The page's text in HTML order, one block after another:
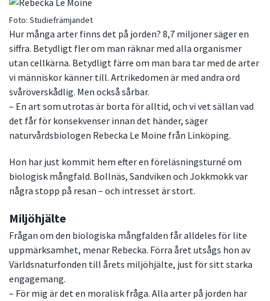
Foto: Studiefrämjandet
Hur många arter finns det på jorden? 8,7 miljoner säger en
siffra. Betydligt fler om man räknar med alla organismer
utan cellkärna. Betydligt färre om man bara tar med de arter
vi människor känner till. Artrikedomen är med andra ord
svåröverskådlig. Men också sårbar.
– En art som utrotas är borta för alltid, och vi vet sällan vad
det får för konsekvenser innan det händer, säger
naturvårdsbiologen Rebecka Le Moine från Linköping.
Hon har just kommit hem efter en föreläsningsturné om
biologisk mångfald. Bollnäs, Sandviken och Jokkmokk var
några stopp på resan – och intresset är stort.
Miljöhjälte
Frågan om den biologiska mångfalden får alldeles för lite
uppmärksamhet, menar Rebecka. Förra året utsågs hon av
Världsnaturfonden till årets miljöhjälte, just för sitt starka
engagemang.
– För mig är det en moralisk fråga. Alla arter på jorden har